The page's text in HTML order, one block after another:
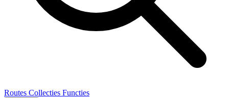
Routes Collecties Functies